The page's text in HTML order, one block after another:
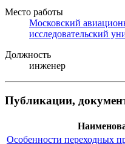
Место работы
Московский
исследовательский
Должность
инженер
Публикации,
Особенности переходных